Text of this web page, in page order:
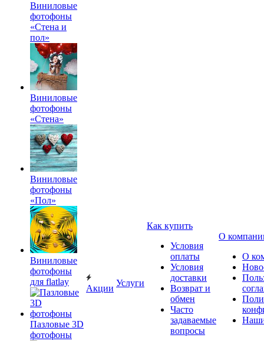
Виниловые
фотофоны
«Стена и
пол»
Виниловые
фотофоны
«Стена»
Виниловые
фотофоны
«Пол»
Виниловые
фотофоны
для flatlay
Пазловые 3D
фотофоны
Акции
Услуги
Как купить
Условия
оплаты
Условия
доставки
Возврат и
обмен
Часто
задаваемые
вопросы
О
О